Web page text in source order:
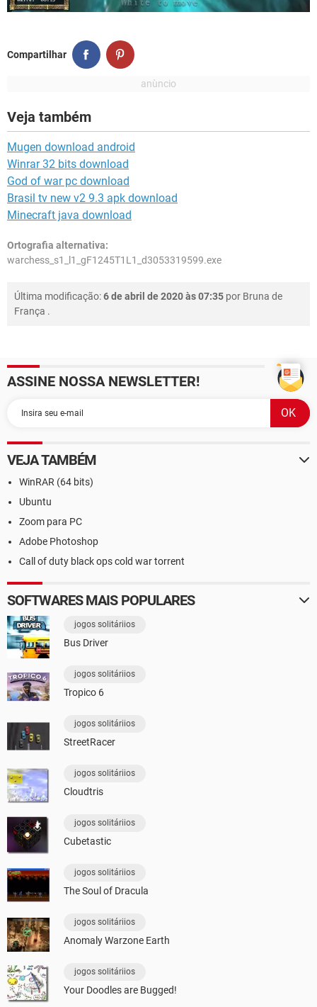
Compartilhar
Veja também
Mugen download android
Winrar 32 bits download
God of war pc download
Brasil tv new v2 9.3 apk download
Minecraft java download
Ortografia alternativa:
warchess_s1_l1_gF1245T1L1_d3053319599.exe
Última modificação:6 de abril de 2020 às 07:35 por Bruna de
França .
ASSINE NOSSA NEWSLETTER!
VEJA TAMBÉM
WinRAR (64 bits)
Ubuntu
Zoom para PC
Adobe Photoshop
Call of duty black ops cold war torrent
SOFTWARES MAIS POPULARES
jogos solitáriios
Bus Driver
jogos solitáriios
Tropico 6
jogos solitáriios
StreetRacer
jogos solitáriios
Cloudtris
jogos solitáriios
Cubetastic
jogos solitáriios
The Soul of Dracula
jogos solitáriios
Anomaly Warzone Earth
jogos solitáriios
Your Doodles are Bugged!